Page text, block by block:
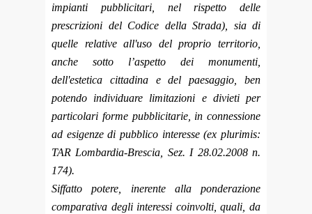
impianti pubblicitari, nel rispetto delle
prescrizioni del Codice della Strada), sia di
quelle relative all'uso del proprio territorio,
anche sotto l’aspetto dei monumenti,
dell'estetica cittadina e del paesaggio, ben
potendo individuare limitazioni e divieti per
particolari forme pubblicitarie, in connessione
ad esigenze di pubblico interesse (ex plurimis:
TAR Lombardia-Brescia, Sez. I 28.02.2008 n.
174).
Siffatto potere, inerente alla ponderazione
comparativa degli interessi coinvolti, quali, da